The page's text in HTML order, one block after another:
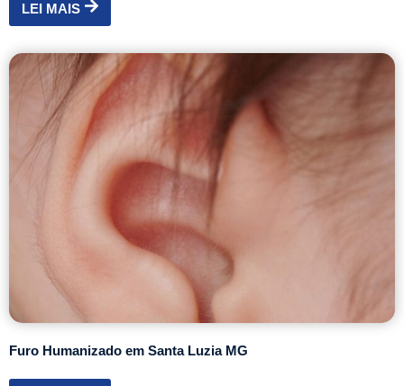
LEI MAIS
Furo Humanizado em Santa Luzia MG